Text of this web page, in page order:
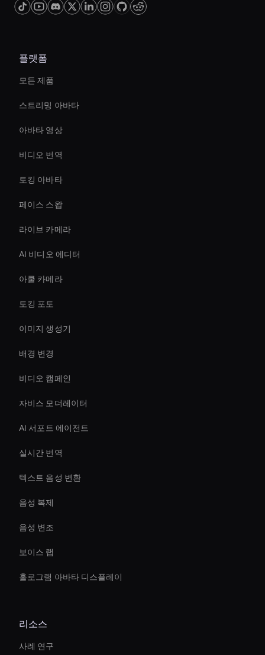
플랫폼
모든 제품
스트리밍 아바타
아바타 영상
비디오 번역
토킹 아바타
페이스 스왑
라이브 카메라
AI 비디오 에디터
아쿨 카메라
토킹 포토
이미지 생성기
배경 변경
비디오 캠페인
자비스 모더레이터
AI 서포트 에이전트
실시간 번역
텍스트 음성 변환
음성 복제
음성 변조
보이스 랩
홀로그램 아바타 디스플레이
리소스
사례 연구